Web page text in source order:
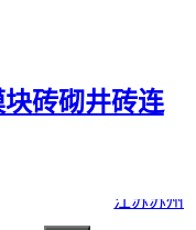
砖砌井砖连
江苏苏州